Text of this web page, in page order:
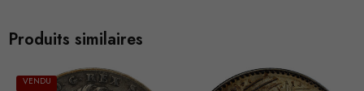
Produits similaires
VENDU